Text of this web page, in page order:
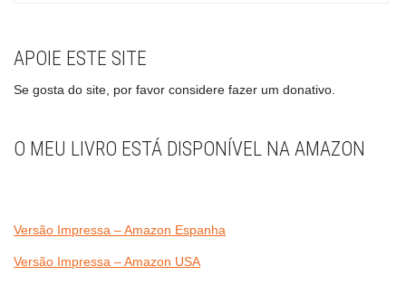
APOIE ESTE SITE
Se gosta do site, por favor considere fazer um donativo.
O MEU LIVRO ESTÁ DISPONÍVEL NA AMAZON
Versão Impressa – Amazon Espanha
Versão Impressa – Amazon USA